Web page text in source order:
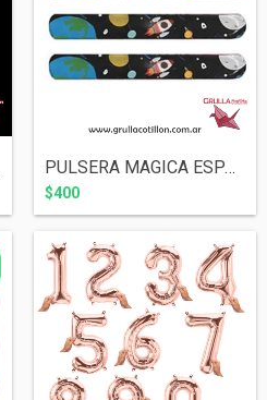
PULSERA MAGICA ESPACIAL
$400